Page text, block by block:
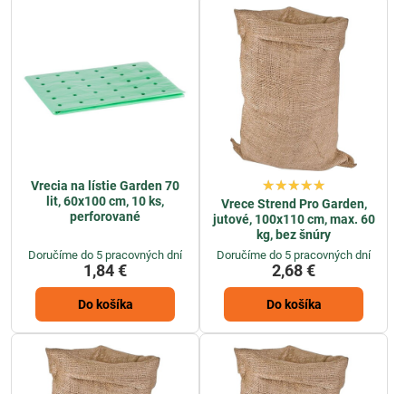
Vrecia na lístie Garden 70
lit, 60x100 cm, 10 ks,
perforované
Doručíme do 5 pracovných dní
1,84 €
Do košíka
Vrece Strend Pro Garden,
jutové, 100x110 cm, max. 60
kg, bez šnúry
Doručíme do 5 pracovných dní
2,68 €
Do košíka